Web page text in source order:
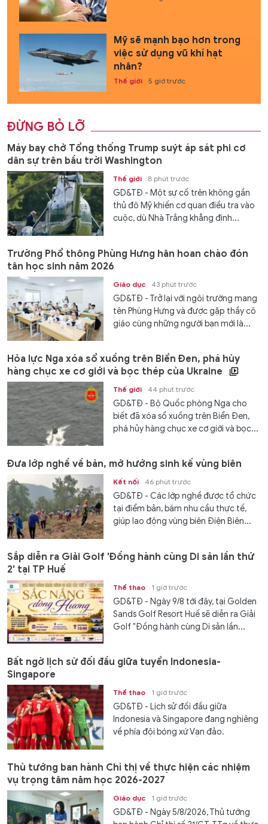
Mỹ sẽ mạnh bạo hơn trong
việc sử dụng vũ khí hạt
nhân?
Thế giới 5 giờ trước
ĐỪNG BỎ LỠ
Máy bay chở Tổng thống Trump suýt áp sát phi cơ
dân sự trên bầu trời Washington
Thế giới 8 phút trước
GD&TĐ - Một sự cố trên không gần
thủ đô Mỹ khiến cơ quan điều tra vào
cuộc, dù Nhà Trắng khẳng định...
Trường Phổ thông Phùng Hưng hân hoan chào đón
tân học sinh năm 2026
Giáo dục 43 phút trước
GD&TĐ - Trở lại với ngôi trường mang
tên Phùng Hưng và được gặp thầy cô
giáo cùng những người bạn mới là...
Hỏa lực Nga xóa sổ xuồng trên Biển Đen, phá hủy
hàng chục xe cơ giới và bọc thép của Ukraine
Thế giới 44 phút trước
GD&TĐ - Bộ Quốc phòng Nga cho
biết đã xóa sổ xuồng trên Biển Đen,
phá hủy hàng chục xe cơ giới và bọc...
Đưa lớp nghề về bản, mở hướng sinh kế vùng biên
Kết nối 46 phút trước
GD&TĐ - Các lớp nghề được tổ chức
tại điểm bản, bám nhu cầu thực tế,
giúp lao động vùng biên Điện Biên...
Sắp diễn ra Giải Golf 'Đồng hành cùng Di sản lần thứ
2' tại TP Huế
Thể thao 1 giờ trước
GD&TĐ - Ngày 9/8 tới đây, tại Golden
Sands Golf Resort Huế sẽ diễn ra Giải
Golf "Đồng hành cùng Di sản lần...
Bất ngờ lịch sử đối đầu giữa tuyển Indonesia-
Singapore
Thể thao 1 giờ trước
GD&TĐ - Lịch sử đối đầu giữa
Indonesia và Singapore đang nghiêng
về phía đội bóng xứ Vạn đảo.
Thủ tướng ban hành Chỉ thị về thực hiện các nhiệm
vụ trọng tâm năm học 2026-2027
Giáo dục 1 giờ trước
GD&TĐ - Ngày 5/8/2026, Thủ tướng